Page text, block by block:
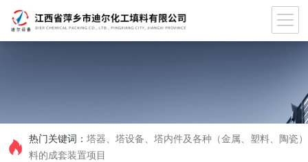
热门关键词：塔器、塔设备、塔内件及各种（金属、塑料、陶瓷
料的成套装置项目